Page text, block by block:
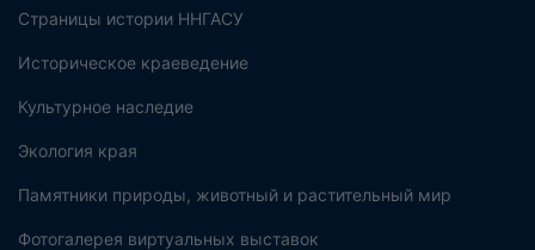
Страницы истории ННГАСУ
Историческое краеведение
Культурное наследие
Экология края
Памятники природы, животный и растительный мир
Фотогалерея виртуальных выставок